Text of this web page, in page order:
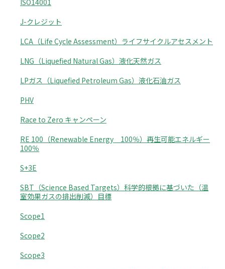
ISO14001
J-クレジット
LCA（Life Cycle Assessment）ライフサイクルアセスメント
LNG（Liquefied Natural Gas）液化天然ガス
LPガス（Liquefied Petroleum Gas）液化石油ガス
PHV
Race to Zero キャンペーン
RE 100（Renewable Energy 100％）再生可能エネルギー
100％
S+3E
SBT（Science Based Targets）科学的根拠に基づいた（温
室効果ガスの排出削減）目標
Scope1
Scope2
Scope3